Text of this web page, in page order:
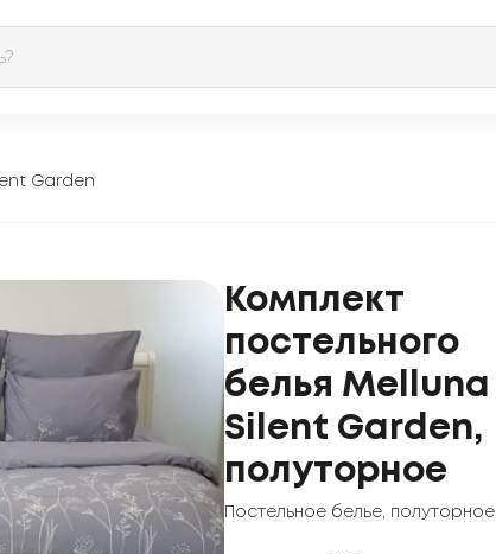
Garden
Комплект
постельного
белья Melluna
Silent Garden,
полуторное
Постельное белье, полуторное